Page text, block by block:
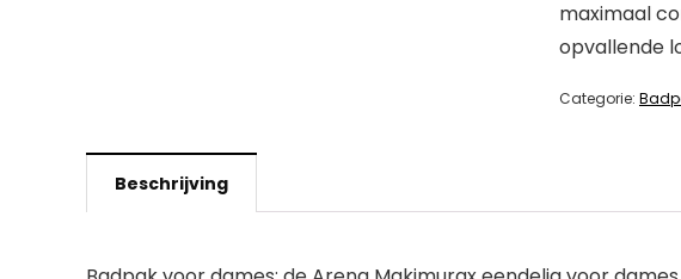
maximaal
opvallende
Categorie:
Beschrijving